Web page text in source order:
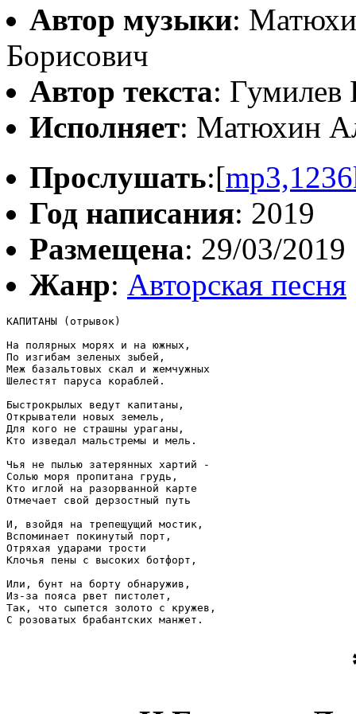
Автор музыки:
Борисович
Автор текста: Гумилев
Исполняет: Матюхин
Прослушать:[
Год написания: 2019
Размещена: 29/03/2019
Жанр: Авторская песня
КАПИТАНЫ (отрывок)
На полярных морях и на южных,
По изгибам зеленых зыбей,
Меж базальтовых скал и жемчужных
Шелестят паруса кораблей.
Быстрокрылых ведут капитаны,
Открыватели новых земель,
Для кого не страшны ураганы,
Кто изведал мальстремы и мель.
Чья не пылью затерянных хартий -
Солью моря пропитана грудь,
Кто иглой на разорванной карте
Отмечает свой дерзостный путь
И, взойдя на трепещущий мостик,
Вспоминает покинутый порт,
Отряхая ударами трости
Клочья пены с высоких ботфорт,
Или, бунт на борту обнаружив,
Из-за пояса рвет пистолет,
Так, что сыпется золото с кружев,